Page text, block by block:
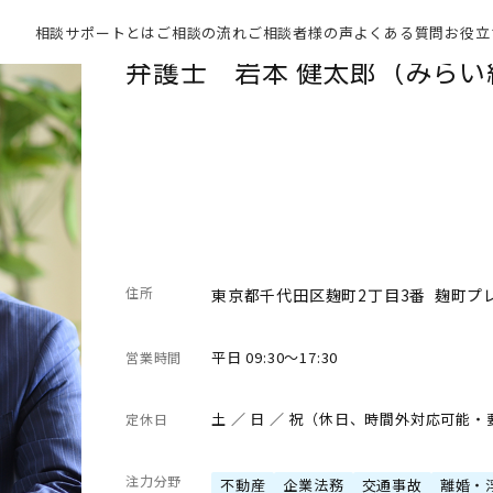
相談サポートとは ご相談の流れご相談者様の声よくある質問お役
弁護士 岩本 健太郎（みらい
住所 東京都千代田区麹町2丁目3番 麹町プ
営業時間 平日 09:30～17:30
定休日 土 ／ 日 ／ 祝（休日、時間外対応可能・
注力分野 不動産 企業法務 交通事故 離婚・